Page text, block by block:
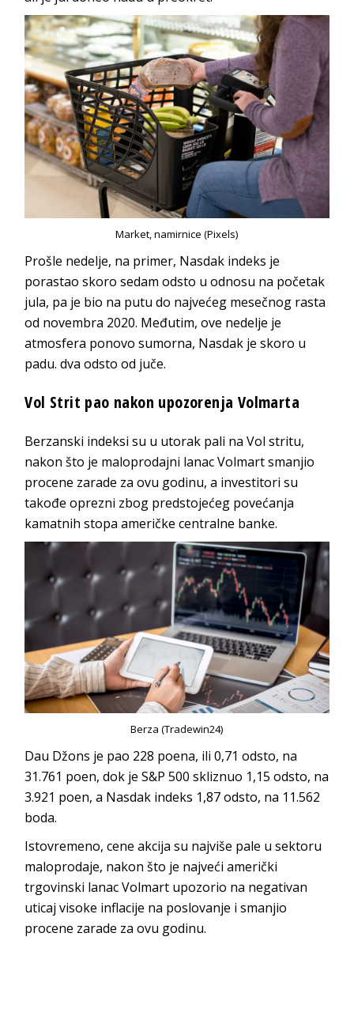
Market, namirnice (Pixels)
Prošle nedelje, na primer, Nasdak indeks je
porastao skoro sedam odsto u odnosu na početak
jula, pa je bio na putu do najvećeg mesečnog rasta
od novembra 2020. Međutim, ove nedelje je
atmosfera ponovo sumorna, Nasdak je skoro u
padu. dva odsto od juče.
Vol Strit pao nakon upozorenja Volmarta
Berzanski indeksi su u utorak pali na Vol stritu,
nakon što je maloprodajni lanac Volmart smanjio
procene zarade za ovu godinu, a investitori su
takođe oprezni zbog predstojećeg povećanja
kamatnih stopa američke centralne banke.
Berza (Tradewin24)
Dau Džons je pao 228 poena, ili 0,71 odsto, na
31.761 poen, dok je S&P 500 skliznuo 1,15 odsto, na
3.921 poen, a Nasdak indeks 1,87 odsto, na 11.562
boda.
Istovremeno, cene akcija su najviše pale u sektoru
maloprodaje, nakon što je najveći američki
trgovinski lanac Volmart upozorio na negativan
uticaj visoke inflacije na poslovanje i smanjio
procene zarade za ovu godinu.